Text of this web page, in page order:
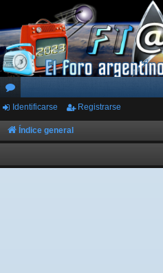
or
os
Identificarse Registrarse
Índice general